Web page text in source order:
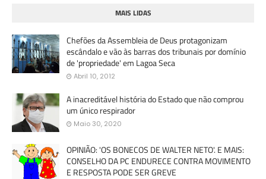
MAIS LIDAS
Chefões da Assembleia de Deus protagonizam
escândalo e vão às barras dos tribunais por domínio
de 'propriedade' em Lagoa Seca
Abril 10, 2012
A inacreditável história do Estado que não comprou
um único respirador
Maio 30, 2020
OPINIÃO: 'OS BONECOS DE WALTER NETO'. E MAIS:
CONSELHO DA PC ENDURECE CONTRA MOVIMENTO
E RESPOSTA PODE SER GREVE